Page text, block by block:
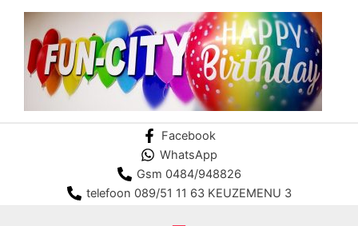
inhoud
Facebook
WhatsApp
Gsm 0484/948826
telefoon 089/51 11 63 KEUZEMENU 3